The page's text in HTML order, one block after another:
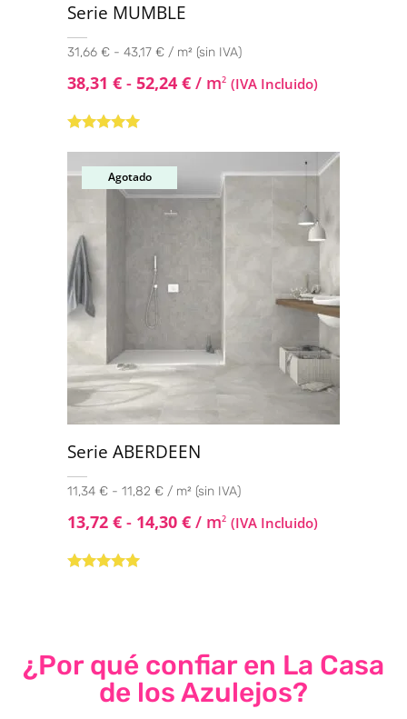
Serie MUMBLE
31,66 € - 43,17 € / m² (sin IVA)
38,31 € - 52,24 € / m2 (IVA Incluido)
5.00de 5
Agotado
Serie ABERDEEN
11,34 € - 11,82 € / m² (sin IVA)
13,72 € - 14,30 € / m2 (IVA Incluido)
¿Por qué confiar en La Casa
de los Azulejos?